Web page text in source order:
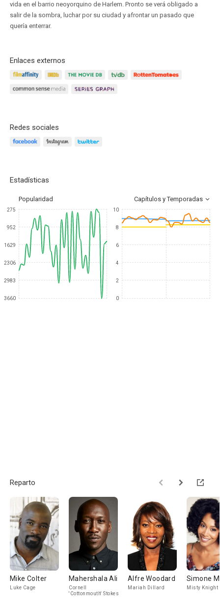
vida en el barrio neoyorquino de Harlem. Pronto se verá obligado a
salir de la sombra, luchar por su ciudad y afrontar un pasado que
quería enterrar.
Enlaces externos
Redes sociales
Estadísticas
Popularidad Capítulos y Temporadas
275
952
1629
2306
2983
3660
10
8
6
4
2
0
Reparto
Mike Colter
Luke Cage
Mahershala Ali
Cornell
'Cottonmouth' Stokes
Alfre Woodard
Mariah Dillard
Simone
Misty Knight